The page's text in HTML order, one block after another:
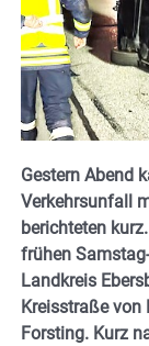
Gestern Abend
Verkehrsunfall
berichteten
frühen
Landkreis
Kreisstraße
Forsting. Kurz